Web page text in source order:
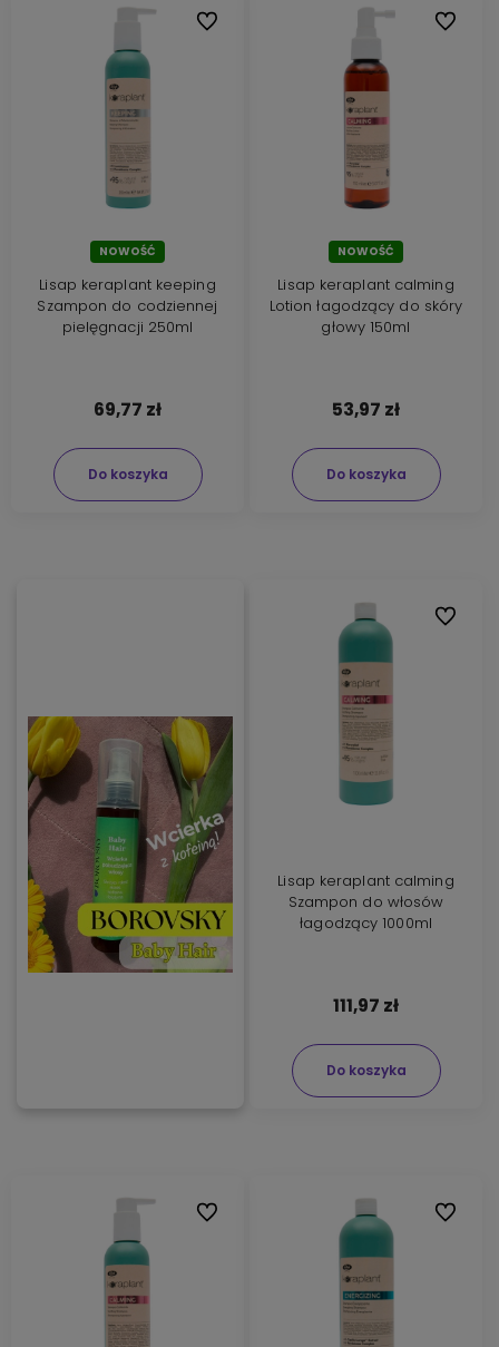
NOWOŚĆ
Lisap keraplant keeping
Szampon do codziennej
pielęgnacji 250ml
69,77 zł
Do koszyka
Do ulubionych
NOWOŚĆ
Lisap keraplant calming
Lotion łagodzący do skóry
głowy 150ml
53,97 zł
Do koszyka
Do
Lisap keraplant calming
Szampon do włosów
łagodzący 1000ml
111,97 zł
Do koszyka
Do
Do ulubionych Do